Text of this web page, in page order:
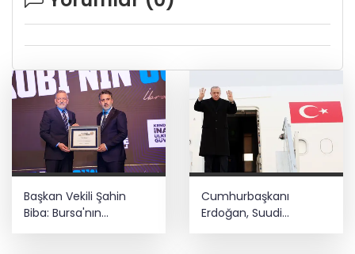
Başkan Vekili Şahin
Biba: Bursa'nın
geleceğini bütüncül
Cumhurbaşkanı
Erdoğan, Suudi
Arabistan yolcusu